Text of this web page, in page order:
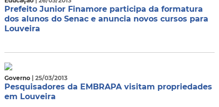
Prefeito Junior Finamore participa da formatura
dos alunos do Senac e anuncia novos cursos para
Louveira
Governo | 25/03/2013
Pesquisadores da EMBRAPA visitam propriedades
em Louveira